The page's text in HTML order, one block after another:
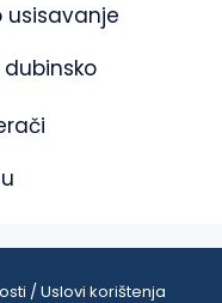
usisavanje
dubinsko
/ Uslovi korištenja